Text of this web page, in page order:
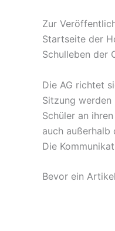
Zur
Startseite der
Schulleben der
Die AG richtet
Sitzung
Schüler an
auch außerhalb
Die
Bevor ein